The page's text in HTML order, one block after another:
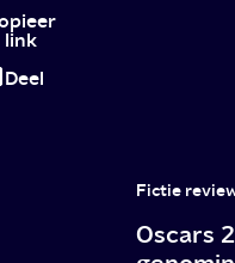
de
Romeo
en
zombiefilms
link
Deel
Fictie
Oscars